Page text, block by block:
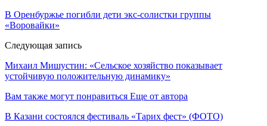
В Оренбуржье погибли дети экс-солистки группы
«Воровайки»
Следующая запись
Михаил Мишустин: «Сельское хозяйство показывает
устойчивую положительную динамику»
Вам также могут понравиться Еще от автора
В Казани состоялся фестиваль «Тарих фест» (ФОТО)